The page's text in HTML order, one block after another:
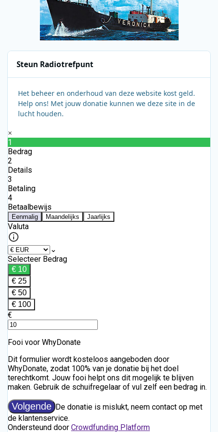
Steun Radiotrefpunt
Het beheer en onderhoud van deze website kost geld.
Help ons! Met jouw donatie kunnen we deze site in de
lucht houden.